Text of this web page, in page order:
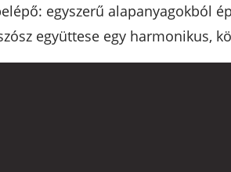
egyszerű alapanyagokból
együttese egy harmonikus,